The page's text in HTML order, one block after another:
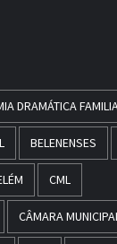
DRAMÁTICA
BELENENSES
CML
CÂMARA